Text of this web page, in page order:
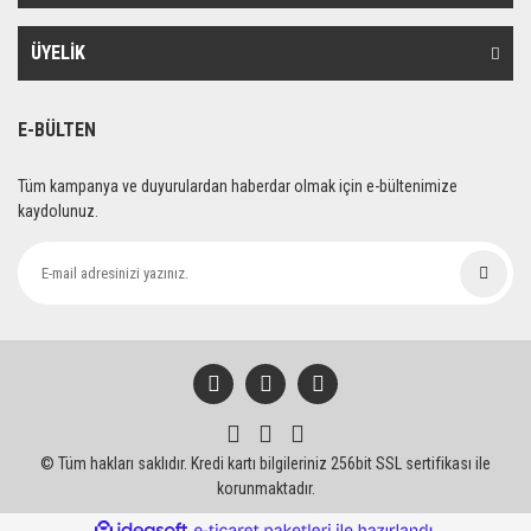
Ürün fiyatı diğer sitelerden daha pahalı.
Bu ürüne benzer farklı alternatifler olmalı.
ÜYELİK
E-BÜLTEN
Tüm kampanya ve duyurulardan haberdar olmak için e-bültenimize
kaydolunuz.
© Tüm hakları saklıdır. Kredi kartı bilgileriniz 256bit SSL sertifikası ile
korunmaktadır.